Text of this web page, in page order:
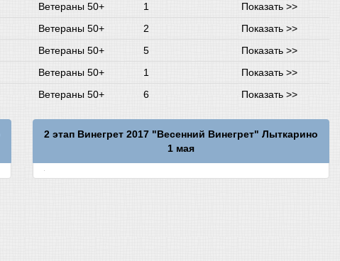
Ветераны 50+ 1
Показать >>
Ветераны 50+ 2
Показать >>
Ветераны 50+ 5
Показать >>
Ветераны 50+ 1
Показать >>
Ветераны 50+ 6 Показать >>
2 этап Винегрет 2017 "Весенний Винегрет" Лыткарино
1 мая